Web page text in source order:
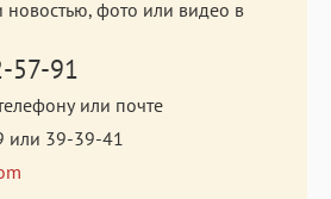
новостью, фото или видео в
57-91
или почте
или 39-39-41